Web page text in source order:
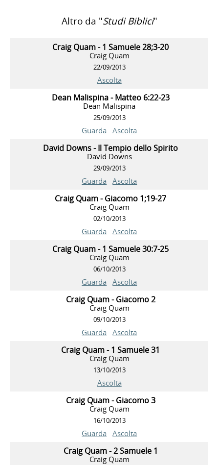
Altro da "Studi Biblici"
Craig Quam - 1 Samuele 28;3-20
Craig Quam
22/09/2013
Ascolta
Dean Malispina - Matteo 6:22-23
Dean Malispina
25/09/2013
Guarda Ascolta
David Downs - Il Tempio dello Spirito
David Downs
29/09/2013
Guarda Ascolta
Craig Quam - Giacomo 1;19-27
Craig Quam
02/10/2013
Guarda Ascolta
Craig Quam - 1 Samuele 30:7-25
Craig Quam
06/10/2013
Guarda Ascolta
Craig Quam - Giacomo 2
Craig Quam
09/10/2013
Guarda Ascolta
Craig Quam - 1 Samuele 31
Craig Quam
13/10/2013
Ascolta
Craig Quam - Giacomo 3
Craig Quam
16/10/2013
Guarda Ascolta
Craig Quam - 2 Samuele 1
Craig Quam